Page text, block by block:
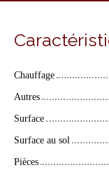
Chauffage
Autres
Surface
Surface au sol
Pièces